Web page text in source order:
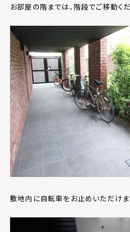
お部屋の階までは、階段でご移動くだ
敷地内に自転車をお止めいただけま